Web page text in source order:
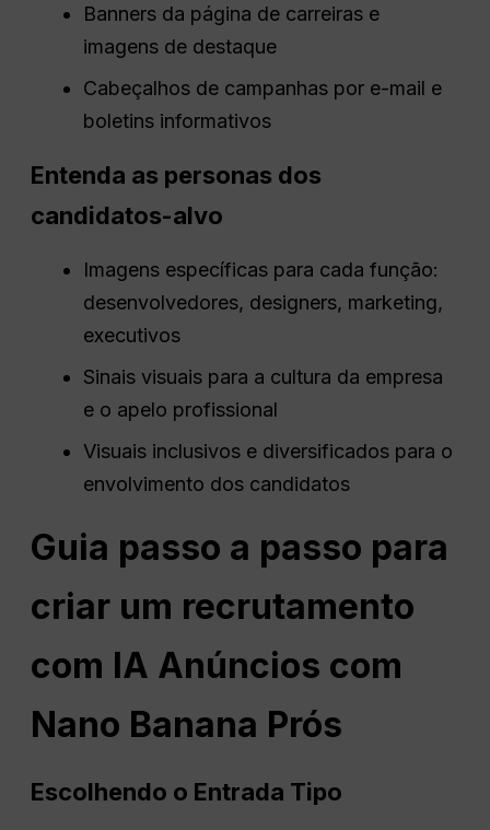
Banners da página de carreiras e
imagens de destaque
Cabeçalhos de campanhas por e-mail e
boletins informativos
Entenda as personas dos
candidatos-alvo
Imagens específicas para cada função:
desenvolvedores, designers, marketing,
executivos
Sinais visuais para a cultura da empresa
e o apelo profissional
Visuais inclusivos e diversificados para o
envolvimento dos candidatos
Guia passo a passo para
criar um recrutamento
com IA Anúncios com
Nano Banana Prós
Escolhendo o Entrada Tipo